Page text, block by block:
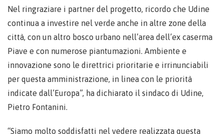
Nel ringraziare i partner del progetto, ricordo che Udine
continua a investire nel verde anche in altre zone della
città, con un altro bosco urbano nell’area dell’ex caserma
Piave e con numerose piantumazioni. Ambiente e
innovazione sono le direttrici prioritarie e irrinunciabili
per questa amministrazione, in linea con le priorità
indicate dall’Europa”, ha dichiarato il sindaco di Udine,
Pietro Fontanini.
“Siamo molto soddisfatti nel vedere realizzata questa